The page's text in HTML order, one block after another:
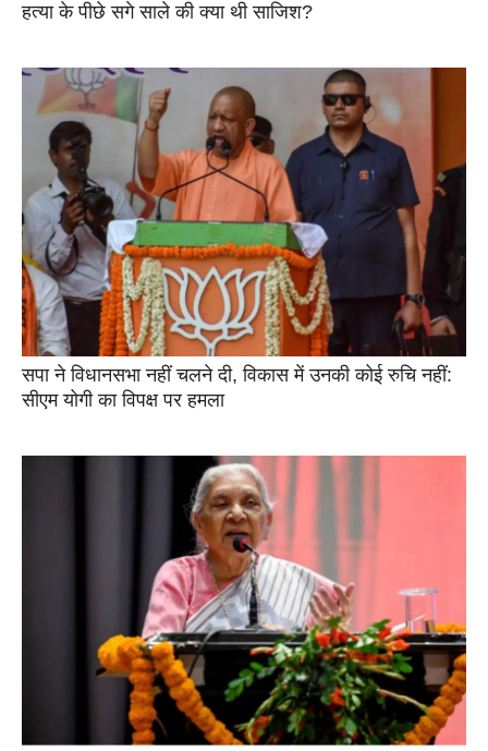
हत्या के पीछे सगे साले की क्या थी साजिश?
सपा ने विधानसभा नहीं चलने दी, विकास में उनकी कोई रुचि नहीं:
सीएम योगी का विपक्ष पर हमला